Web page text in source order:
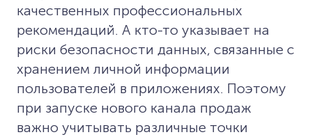
качественных профессиональных
рекомендаций. А кто-то указывает на
риски безопасности данных, связанные с
хранением личной информации
пользователей в приложениях. Поэтому
при запуске нового канала продаж
важно учитывать различные точки